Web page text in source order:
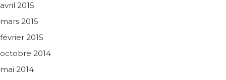
avril 2015
mars 2015
février 2015
octobre 2014
mai 2014